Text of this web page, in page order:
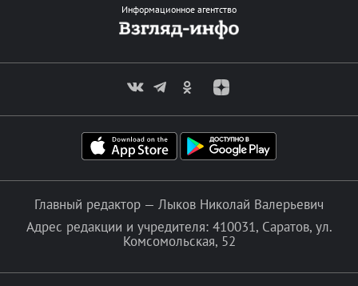
Информационное агентство
Главный редактор — Лыков Николай Валерьевич
Адрес редакции и учредителя: 410031, Саратов, ул.
Комсомольская, 52